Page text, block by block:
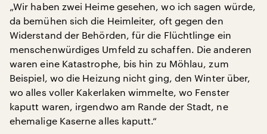
„Wir haben zwei Heime gesehen, wo ich sagen würde,
da bemühen sich die Heimleiter, oft gegen den
Widerstand der Behörden, für die Flüchtlinge ein
menschenwürdiges Umfeld zu schaffen. Die anderen
waren eine Katastrophe, bis hin zu Möhlau, zum
Beispiel, wo die Heizung nicht ging, den Winter über,
wo alles voller Kakerlaken wimmelte, wo Fenster
kaputt waren, irgendwo am Rande der Stadt, ne
ehemalige Kaserne alles kaputt.“